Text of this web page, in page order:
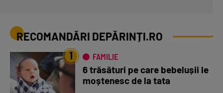
RECOMANDĂRI DEPĂRINȚI.RO
1 FAMILIE
6 trăsături pe care bebelușii le
moștenesc de la tata